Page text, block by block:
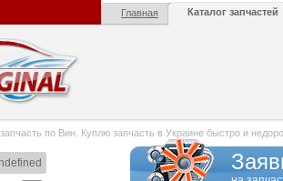
Главная Каталог запчастей
по Вин. Куплю запчасть в Украине быстро и